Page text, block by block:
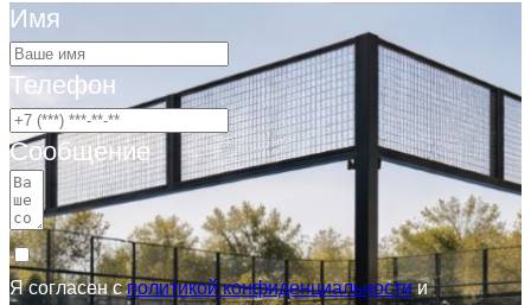
Имя
Телефон
Сообщение
Я согласен сполитикой конфиденциальностии